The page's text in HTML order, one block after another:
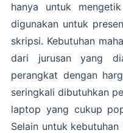
hanya untuk
digunakan untuk
skripsi. Kebutuhan
dari jurusan yang
perangkat dengan
seringkali dibutuhkan
laptop yang cukup
Selain untuk